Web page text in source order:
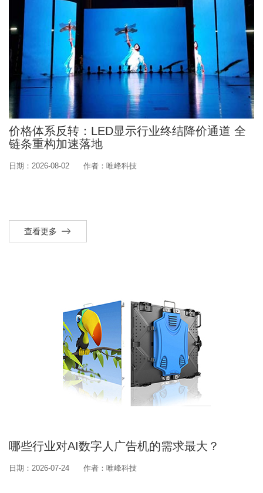
价格体系反转：LED显示行业终结降价通道 全
链条重构加速落地
日期：2026-08-02 作者：唯峰科技
查看更多
哪些行业对AI数字人广告机的需求最大？
日期：2026-07-24 作者：唯峰科技